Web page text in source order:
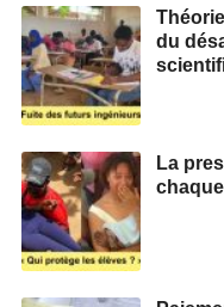
du
La